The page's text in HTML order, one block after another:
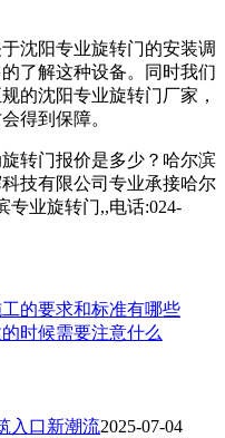
沈阳专业旋转门的安装调
了解这种设备。同时我们
的沈阳专业旋转门厂家，
得到保障。
转门报价是多少？哈尔滨
技有限公司专业承接哈尔
专业旋转门,,电话:024-
的要求和标准有哪些
时候需要注意什么
入口新潮流​2025-07-04